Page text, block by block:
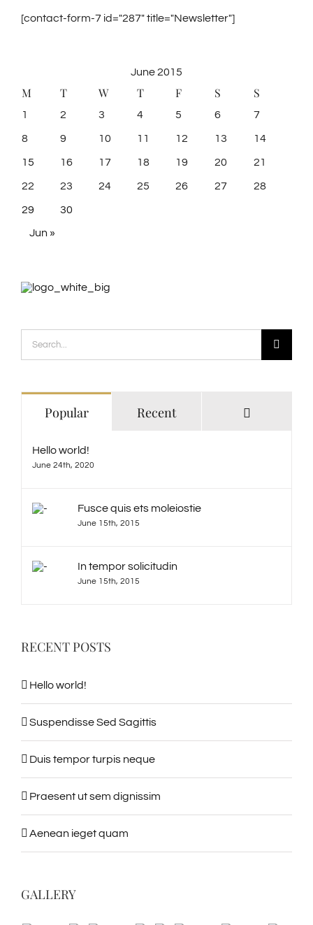
[contact-form-7 id="287" title="Newsletter"]
June 2015
M T W T F S S
1 2 3 4 5 6 7
8 9 10 11 12 13 14
15 16 17 18 19 20 21
22 23 24 25 26 27 28
29 30
Jun »
Search
for:
Popular Recent
Hello world!
June 24th, 2020
Fusce quis ets moleiostie
June 15th, 2015
In tempor solicitudin
June 15th, 2015
RECENT POSTS
Hello world!
Suspendisse Sed Sagittis
Duis tempor turpis neque
Praesent ut sem dignissim
Aenean ieget quam
GALLERY